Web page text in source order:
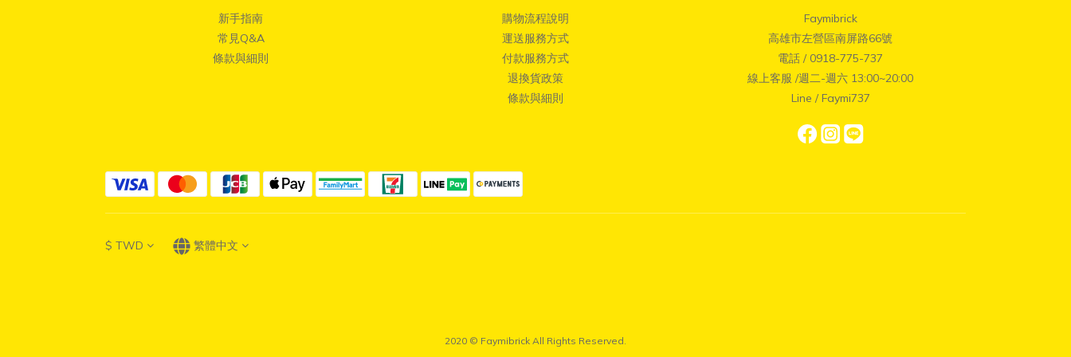
新手指南
常見Q&A
條款與細則
購物流程說明
運送服務方式
付款服務方式
退換貨政策
條款與細則
Faymibrick
高雄市左營區南屏路66號
電話 / 0918-775-737
線上客服 /週二-週六 13:00~20:00
Line / Faymi737
$ TWD 繁體中文
2020 © Faymibrick All Rights Reserved.